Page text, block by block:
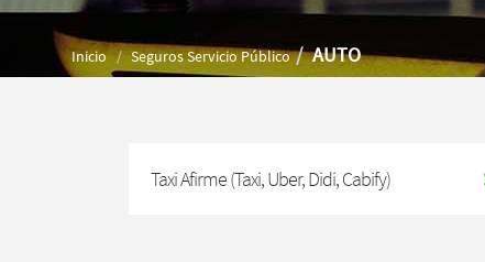
Inicio Seguros Servicio Público AUTO
Taxi Afirme (Taxi, Uber, Didi, Cabify)